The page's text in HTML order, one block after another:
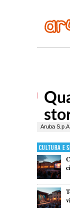
Cultura e